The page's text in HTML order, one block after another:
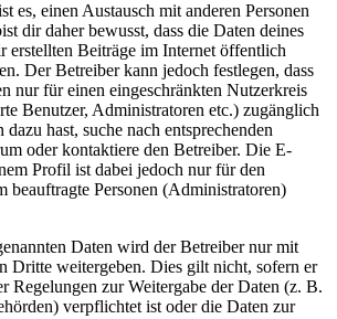
es, einen Austausch mit anderen Personen
dir daher bewusst, dass die Daten deines
erstellten Beiträge im Internet öffentlich
Der Betreiber kann jedoch festlegen, dass
nur für einen eingeschränkten Nutzerkreis
Benutzer, Administratoren etc.) zugänglich
hast, suche nach entsprechenden
oder kontaktiere den Betreiber. Die E-
Profil ist dabei jedoch nur für den
beauftragte Personen (Administratoren)
Daten wird der Betreiber nur mit
Dritte weitergeben. Dies gilt nicht, sofern er
Regelungen zur Weitergabe der Daten (z. B.
verpflichtet ist oder die Daten zur